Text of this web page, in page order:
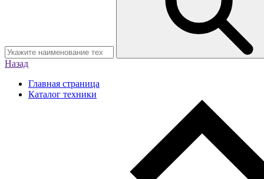
Назад
Главная страница
Каталог техники